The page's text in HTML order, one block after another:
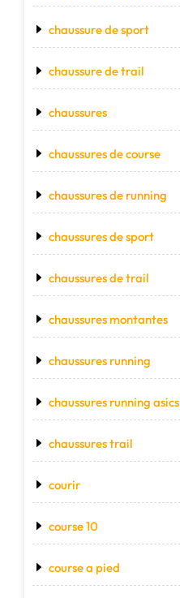
chaussure de sport
chaussure de trail
chaussures
chaussures de course
chaussures de running
chaussures de sport
chaussures de trail
chaussures montantes
chaussures running
chaussures running asics
chaussures trail
courir
course 10
course a pied